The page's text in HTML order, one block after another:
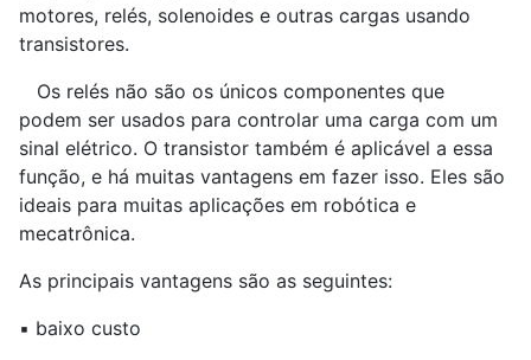
motores, relés, solenoides e outras cargas usando
transistores.
Os relés não são os únicos componentes que
podem ser usados ​​para controlar uma carga com um
sinal elétrico. O transistor também é aplicável a essa
função, e há muitas vantagens em fazer isso. Eles são
ideais para muitas aplicações em robótica e
mecatrônica.
As principais vantagens são as seguintes:
▪ baixo custo